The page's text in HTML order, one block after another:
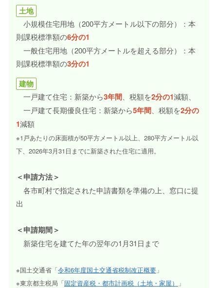
土地
小規模住宅用地（200平方メートル以下の部分）：本
則課税標準額の6分の1
一般住宅用地（200平方メートルを超える部分）：本
則課税標準額の3分の1
建物
一戸建て住宅：新築から3年間、税額を2分の1減額、
一戸建て長期優良住宅：新築から5年間、税額を2分の
1減額
※1戸あたりの床面積が50平方メートル以上、280平方メートル以
下、2026年3月31日までに新築された住宅に適用。
＜申請方法＞
各市町村で指定された申請書類を準備の上、窓口に提
出
＜申請期間＞
新築住宅を建てた年の翌年の1月31日まで
※国土交通省「令和6年度国土交通省税制改正概要」
※東京都主税局「固定資産税・都市計画税（土地・家屋） 」